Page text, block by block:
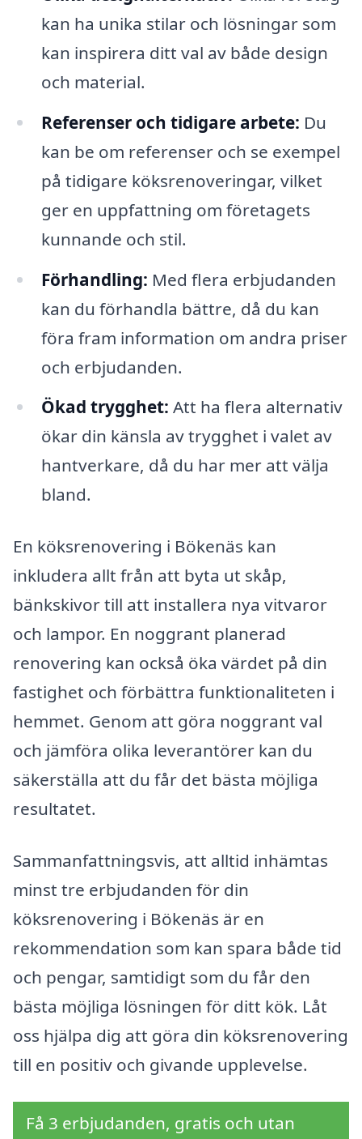
kan ha unika stilar och lösningar som
kan inspirera ditt val av både design
och material.
Referenser och tidigare arbete: Du
kan be om referenser och se exempel
på tidigare köksrenoveringar, vilket
ger en uppfattning om företagets
kunnande och stil.
Förhandling: Med flera erbjudanden
kan du förhandla bättre, då du kan
föra fram information om andra priser
och erbjudanden.
Ökad trygghet: Att ha flera alternativ
ökar din känsla av trygghet i valet av
hantverkare, då du har mer att välja
bland.
En köksrenovering i Bökenäs kan
inkludera allt från att byta ut skåp,
bänkskivor till att installera nya vitvaror
och lampor. En noggrant planerad
renovering kan också öka värdet på din
fastighet och förbättra funktionaliteten i
hemmet. Genom att göra noggrant val
och jämföra olika leverantörer kan du
säkerställa att du får det bästa möjliga
resultatet.
Sammanfattningsvis, att alltid inhämtas
minst tre erbjudanden för din
köksrenovering i Bökenäs är en
rekommendation som kan spara både tid
och pengar, samtidigt som du får den
bästa möjliga lösningen för ditt kök. Låt
oss hjälpa dig att göra din köksrenovering
till en positiv och givande upplevelse.
Få 3 erbjudanden, gratis och utan